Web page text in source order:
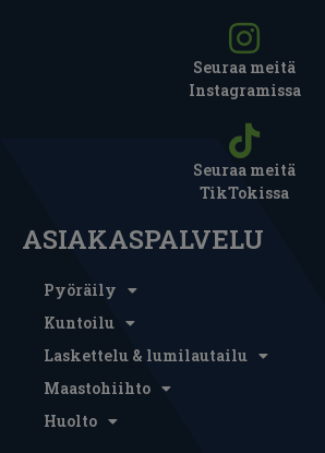
Seuraa meitä
Instagramissa
Seuraa meitä
TikTokissa
ASIAKASPALVELU
Pyöräily
Kuntoilu
Laskettelu & lumilautailu
Maastohiihto
Huolto